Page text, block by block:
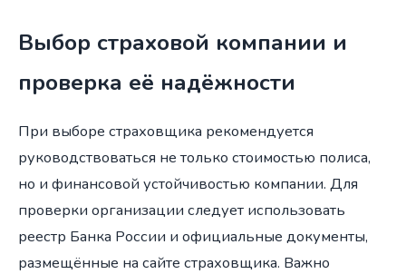
Выбор страховой компании и
проверка её надёжности
При выборе страховщика рекомендуется
руководствоваться не только стоимостью полиса,
но и финансовой устойчивостью компании. Для
проверки организации следует использовать
реестр Банка России и официальные документы,
размещённые на сайте страховщика. Важно